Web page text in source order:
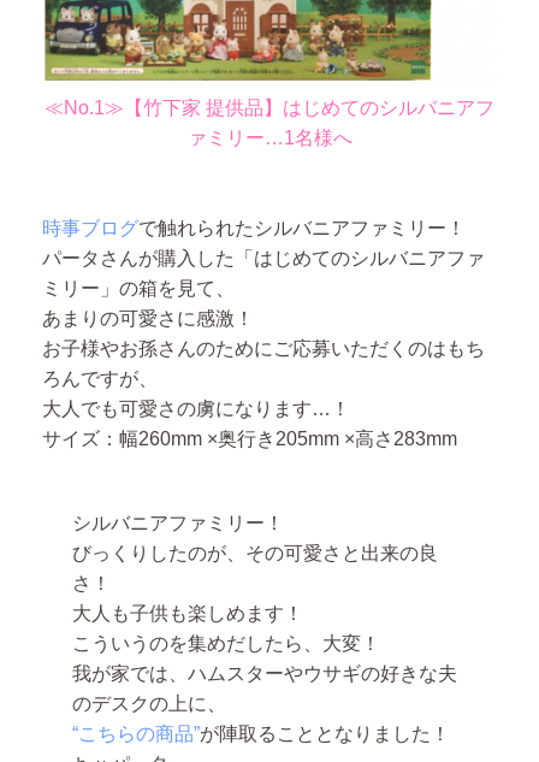
≪No.1≫【竹下家 提供品】はじめてのシルバニアフ
ァミリー…1名様へ
時事ブログで触れられたシルバニアファミリー！
パータさんが購入した「はじめてのシルバニアファ
ミリー」の箱を見て、
あまりの可愛さに感激！
お子様やお孫さんのためにご応募いただくのはもち
ろんですが、
大人でも可愛さの虜になります…！
サイズ：幅260mm ×奥行き205mm ×高さ283mm
シルバニアファミリー！
びっくりしたのが、その可愛さと出来の良
さ！
大人も子供も楽しめます！
こういうのを集めだしたら、大変！
我が家では、ハムスターやウサギの好きな夫
のデスクの上に、
“こちらの商品”が陣取ることとなりました！